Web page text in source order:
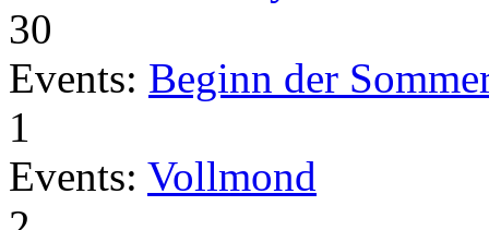
30
Events: Beginn der
1
Events: Vollmond